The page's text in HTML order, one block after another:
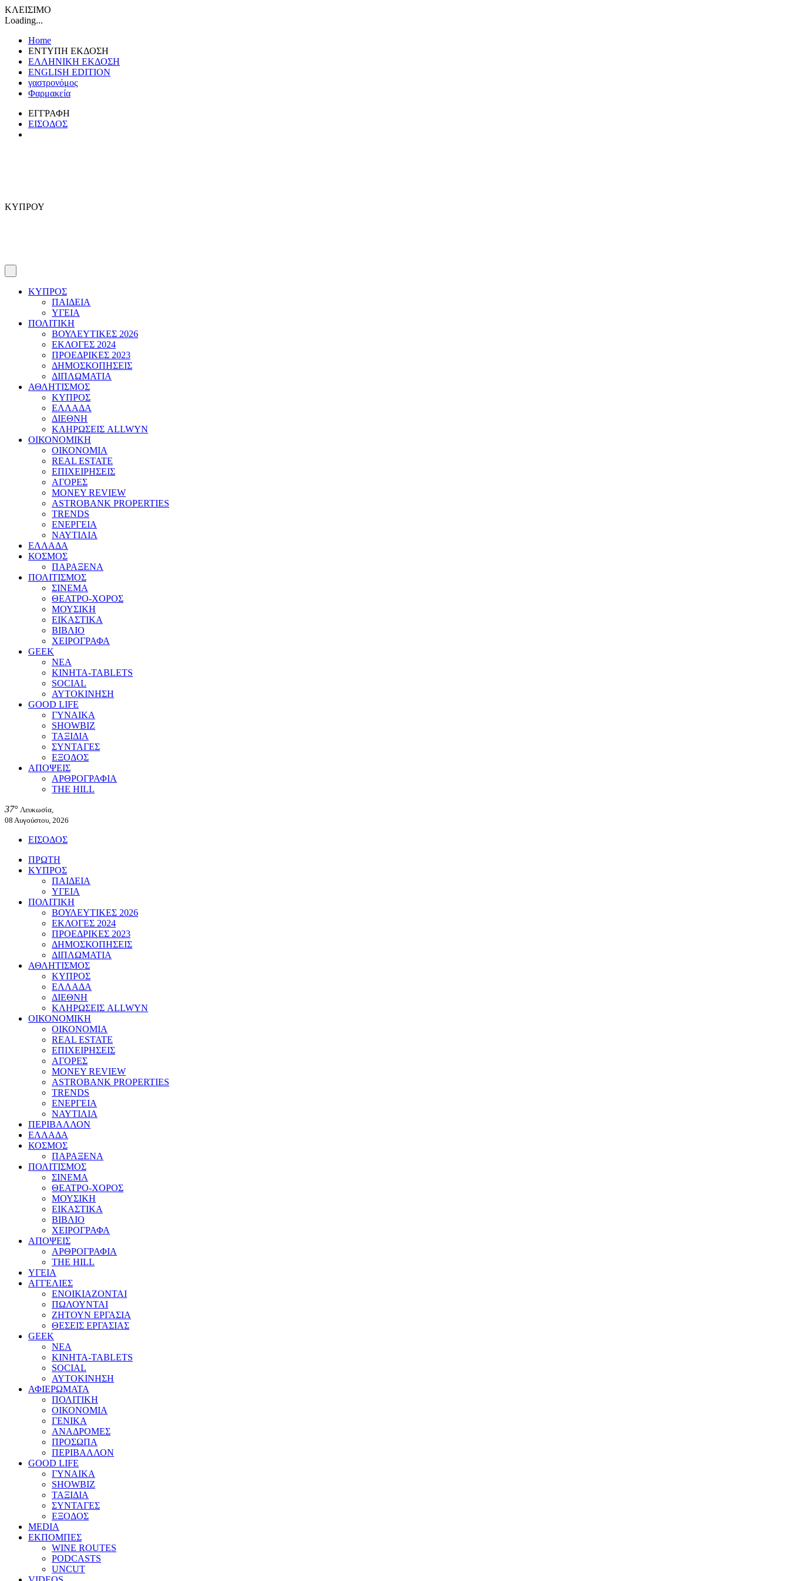
ΚΛΕΙΣΙΜΟ
Loading...
Home
ΕΝΤΥΠΗ ΕΚΔΟΣΗ
ΕΛΛΗΝΙΚΗ ΕΚΔΟΣΗ
ENGLISH EDITION
γαστρονόμος
Φαρμακεία
ΕΓΓΡΑΦΗ
ΕΙΣΟΔΟΣ
ΚΥΠΡΟΥ
ΚΥΠΡΟΣ
ΠΑΙΔΕΙΑ
ΥΓΕΙΑ
ΠΟΛΙΤΙΚΗ
ΒΟΥΛΕΥΤΙΚΕΣ 2026
ΕΚΛΟΓΕΣ 2024
ΠΡΟΕΔΡΙΚΕΣ 2023
ΔΗΜΟΣΚΟΠΗΣΕΙΣ
ΔΙΠΛΩΜΑΤΙΑ
ΑΘΛΗΤΙΣΜΟΣ
ΚΥΠΡΟΣ
ΕΛΛΑΔΑ
ΔΙΕΘΝΗ
ΚΛΗΡΩΣΕΙΣ ALLWYN
ΟΙΚΟΝΟΜΙΚΗ
ΟΙΚΟΝΟΜΙΑ
REAL ESTATE
ΕΠΙΧΕΙΡΗΣΕΙΣ
ΑΓΟΡΕΣ
MONEY REVIEW
ASTROBANK PROPERTIES
TRENDS
ΕΝΕΡΓΕΙΑ
ΝΑΥΤΙΛΙΑ
ΕΛΛΑΔΑ
ΚΟΣΜΟΣ
ΠΑΡΑΞΕΝΑ
ΠΟΛΙΤΙΣΜΟΣ
ΣΙΝΕΜΑ
ΘΕΑΤΡΟ-ΧΟΡΟΣ
ΜΟΥΣΙΚΗ
ΕΙΚΑΣΤΙΚΑ
ΒΙΒΛΙΟ
ΧΕΙΡΟΓΡΑΦΑ
GEEK
ΝΕΑ
ΚΙΝΗΤΑ-TABLETS
SOCIAL
ΑΥΤΟΚΙΝΗΣΗ
GOOD LIFE
ΓΥΝΑΙΚΑ
SHOWBIZ
ΤΑΞΙΔΙΑ
ΣΥΝΤΑΓΕΣ
ΕΞΟΔΟΣ
ΑΠΟΨΕΙΣ
ΑΡΘΡΟΓΡΑΦΙΑ
THE HILL
37° Λευκωσία,
08 Αυγούστου, 2026
ΕΙΣΟΔΟΣ
ΠΡΩΤΗ
ΚΥΠΡΟΣ
ΠΑΙΔΕΙΑ
ΥΓΕΙΑ
ΠΟΛΙΤΙΚΗ
ΒΟΥΛΕΥΤΙΚΕΣ 2026
ΕΚΛΟΓΕΣ 2024
ΠΡΟΕΔΡΙΚΕΣ 2023
ΔΗΜΟΣΚΟΠΗΣΕΙΣ
ΔΙΠΛΩΜΑΤΙΑ
ΑΘΛΗΤΙΣΜΟΣ
ΚΥΠΡΟΣ
ΕΛΛΑΔΑ
ΔΙΕΘΝΗ
ΚΛΗΡΩΣΕΙΣ ALLWYN
ΟΙΚΟΝΟΜΙΚΗ
ΟΙΚΟΝΟΜΙΑ
REAL ESTATE
ΕΠΙΧΕΙΡΗΣΕΙΣ
ΑΓΟΡΕΣ
MONEY REVIEW
ASTROBANK PROPERTIES
TRENDS
ΕΝΕΡΓΕΙΑ
ΝΑΥΤΙΛΙΑ
ΠΕΡΙΒΑΛΛΟΝ
ΕΛΛΑΔΑ
ΚΟΣΜΟΣ
ΠΑΡΑΞΕΝΑ
ΠΟΛΙΤΙΣΜΟΣ
ΣΙΝΕΜΑ
ΘΕΑΤΡΟ-ΧΟΡΟΣ
ΜΟΥΣΙΚΗ
ΕΙΚΑΣΤΙΚΑ
ΒΙΒΛΙΟ
ΧΕΙΡΟΓΡΑΦΑ
ΑΠΟΨΕΙΣ
ΑΡΘΡΟΓΡΑΦΙΑ
THE HILL
ΥΓΕΙΑ
ΑΓΓΕΛΙΕΣ
ΕΝΟΙΚΙΑΖΟΝΤΑΙ
ΠΩΛΟΥΝΤΑΙ
ΖΗΤΟΥΝ ΕΡΓΑΣΙΑ
ΘΕΣΕΙΣ ΕΡΓΑΣΙΑΣ
GEEK
ΝΕΑ
ΚΙΝΗΤΑ-TABLETS
SOCIAL
ΑΥΤΟΚΙΝΗΣΗ
ΑΦΙΕΡΩΜΑΤΑ
ΠΟΛΙΤΙΚΗ
ΟΙΚΟΝΟΜΙΑ
ΓΕΝΙΚΑ
ΑΝΑΔΡΟΜΕΣ
ΠΡΟΣΩΠΑ
ΠΕΡΙΒΑΛΛΟΝ
GOOD LIFE
ΓΥΝΑΙΚΑ
SHOWBIZ
ΤΑΞΙΔΙΑ
ΣΥΝΤΑΓΕΣ
ΕΞΟΔΟΣ
MEDIA
ΕΚΠΟΜΠΕΣ
WINE ROUTES
PODCASTS
UNCUT